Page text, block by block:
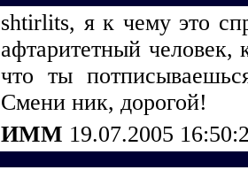
shtirlits, я к чему это
афтаритетный человек,
что ты
Смени ник, дорогой!
ИММ 19.07.2005